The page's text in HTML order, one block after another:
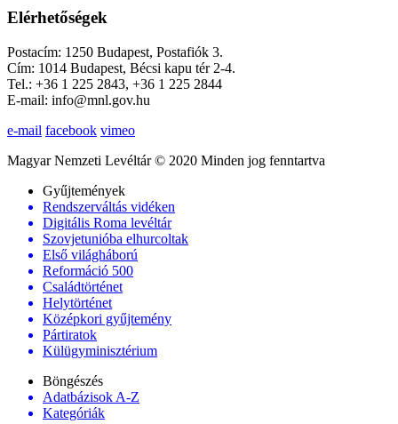
Elérhetőségek
Postacím: 1250 Budapest, Postafiók 3.
Cím: 1014 Budapest, Bécsi kapu tér 2-4.
Tel.: +36 1 225 2843, +36 1 225 2844
E-mail: info@mnl.gov.hu
e-mail facebook vimeo
Magyar Nemzeti Levéltár © 2020 Minden jog fenntartva
Gyűjtemények
Rendszerváltás vidéken
Digitális Roma levéltár
Szovjetunióba elhurcoltak
Első világháború
Reformáció 500
Családtörténet
Helytörténet
Középkori gyűjtemény
Pártiratok
Külügyminisztérium
Böngészés
Adatbázisok A-Z
Kategóriák